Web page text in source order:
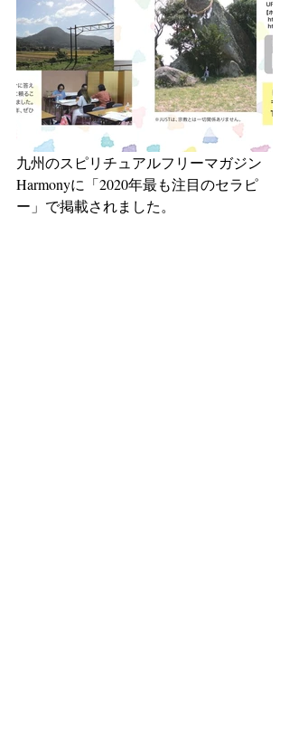
九州のスピリチュアルフリーマガジン
Harmonyに「2020年最も注目のセラピ
ー」で掲載されました。